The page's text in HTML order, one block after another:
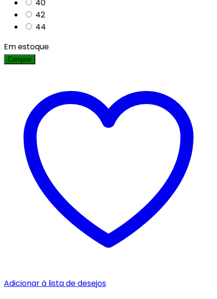
40
42
44
Em estoque
Comprar
Adicionar à lista de desejos